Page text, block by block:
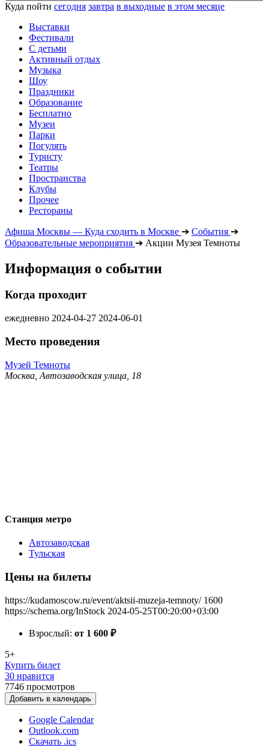
Куда пойти сегодня завтра в выходные в этом месяце
Выставки
Фестивали
С детьми
Активный отдых
Музыка
Шоу
Праздники
Образование
Бесплатно
Музеи
Парки
Погулять
Туристу
Театры
Пространства
Клубы
Прочее
Рестораны
Афиша Москвы — Куда сходить в Москве ➔ События ➔
Образовательные мероприятия ➔ Акции Музея Темноты
Информация о событии
Когда проходит
ежедневно 2024-04-27 2024-06-01
Место проведения
Музей Темноты
Москва, Автозаводская улица, 18
Станция метро
Автозаводская
Тульская
Цены на билеты
https://kudamoscow.ru/event/aktsii-muzeja-temnoty/ 1600
https://schema.org/InStock 2024-05-25T00:20:00+03:00
Взрослый: от 1 600 ₽
5+
Купить билет
30 нравится
7746 просмотров
Добавить в календарь
Google Calendar
Outlook.com
Скачать .ics